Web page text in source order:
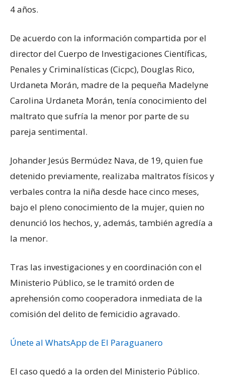
4 años.
De acuerdo con la información compartida por el
director del Cuerpo de Investigaciones Científicas,
Penales y Criminalísticas (Cicpc), Douglas Rico,
Urdaneta Morán, madre de la pequeña Madelyne
Carolina Urdaneta Morán, tenía conocimiento del
maltrato que sufría la menor por parte de su
pareja sentimental.
Johander Jesús Bermúdez Nava, de 19, quien fue
detenido previamente, realizaba maltratos físicos y
verbales contra la niña desde hace cinco meses,
bajo el pleno conocimiento de la mujer, quien no
denunció los hechos, y, además, también agredía a
la menor.
Tras las investigaciones y en coordinación con el
Ministerio Público, se le tramitó orden de
aprehensión como cooperadora inmediata de la
comisión del delito de femicidio agravado.
Únete al WhatsApp de El Paraguanero
El caso quedó a la orden del Ministerio Público.